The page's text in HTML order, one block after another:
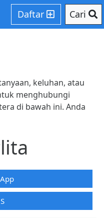
Daftar Cari
keluhan, atau
menghubungi
di bawah ini. Anda